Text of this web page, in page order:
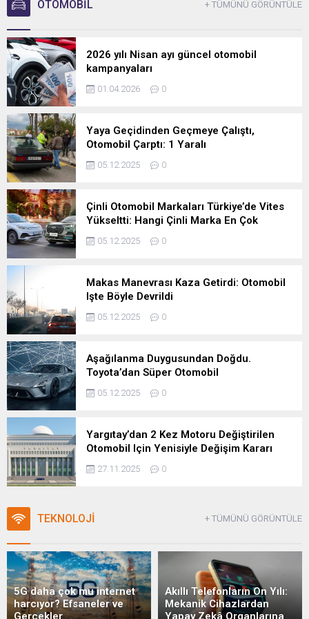
OTOMOBİL + TÜMÜNÜ GÖRÜNTÜLE
2026 yılı Nisan ayı güncel otomobil
kampanyaları
01.04.2026 0
Yaya Geçidinden Geçmeye Çalıştı,
Otomobil Çarptı: 1 Yaralı
05.12.2025 0
Çinli Otomobil Markaları Türkiye’de Vites
Yükseltti: Hangi Çinli Marka En Çok
Otomobili Sattı?
05.12.2025 0
Makas Manevrası Kaza Getirdi: Otomobil
Işte Böyle Devrildi
05.12.2025 0
Aşağılanma Duygusundan Doğdu.
Toyota’dan Süper Otomobil
05.12.2025 0
Yargıtay’dan 2 Kez Motoru Değiştirilen
Otomobil Için Yenisiyle Değişim Kararı
27.11.2025 0
TEKNOLOJİ + TÜMÜNÜ GÖRÜNTÜLE
5G daha çok mu internet
harcıyor? Efsaneler ve
Gerçekler
Akıllı Telefonların On Yılı:
Mekanik Cihazlardan
Yapay Zekâ Organlarına